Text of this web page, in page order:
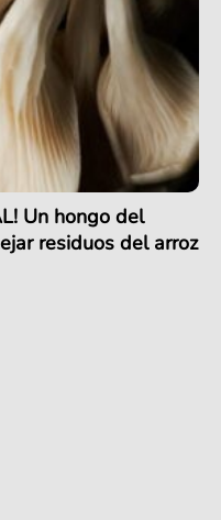
Un hongo del
residuos del arroz